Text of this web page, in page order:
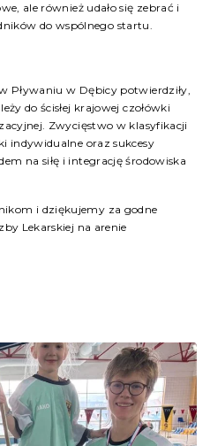
ale również udało się zebrać i
do wspólnego startu.
Pływaniu w Dębicy potwierdziły,
do ścisłej krajowej czołówki
Zwycięstwo w klasyfikacji
indywidualne oraz sukcesy
na siłę i integrację środowiska
i dziękujemy za godne
Lekarskiej na arenie